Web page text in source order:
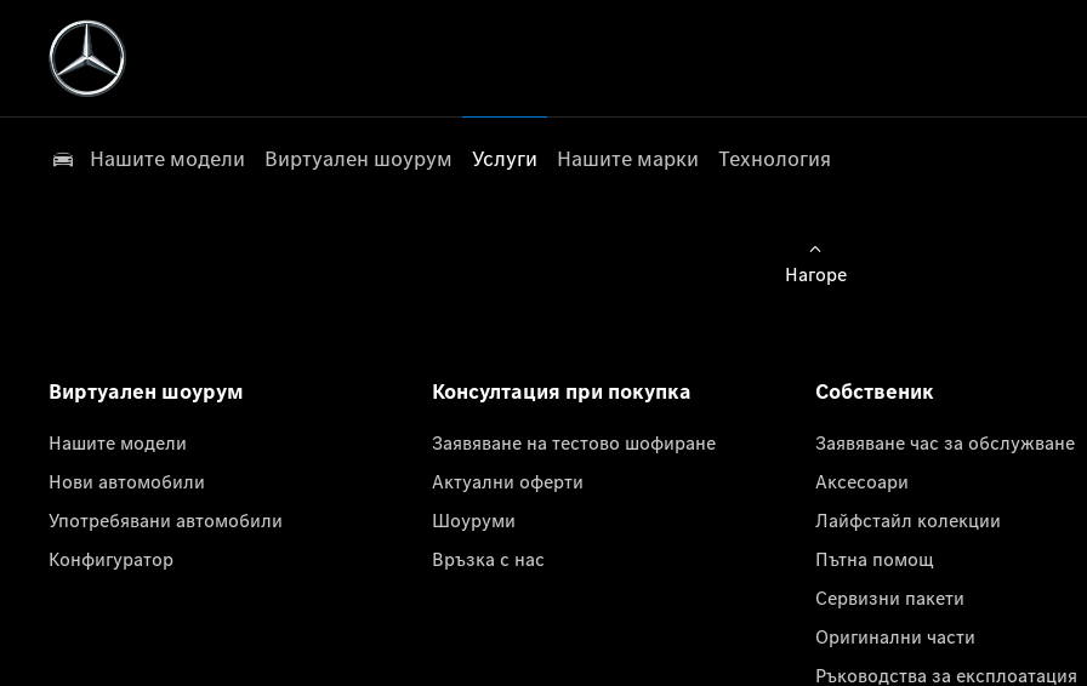
Нашите модели Виртуален шоурум Услуги Нашите марки Технология
Нагоре
Виртуален шоурум
Нашите модели
Нови автомобили
Употребявани автомобили
Конфигуратор
Консултация при покупка
Заявяване на тестово шофиране
Актуални оферти
Шоуруми
Връзка с нас
Собственик
Заявяване час за обслужване
Аксесоари
Лайфстайл колекции
Пътна помощ
Сервизни пакети
Оригинални части
Ръководства за експлоатация